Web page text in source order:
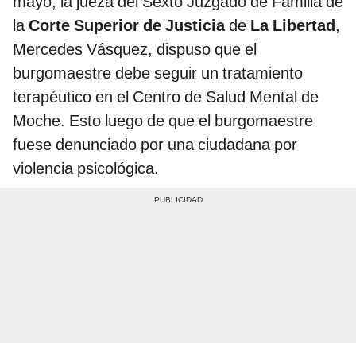
laCorte Superior de Justiciade La Libertad,
Mercedes Vásquez, dispuso que el
burgomaestre debe seguir un tratamiento
terapéutico en el Centro de Salud Mental de
Moche. Esto luego de que el burgomaestre
fuese denunciado por una ciudadana por
violencia psicológica.